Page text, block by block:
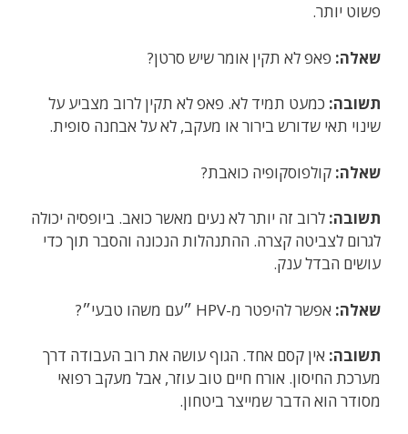
פשוט יותר.
שאלה: פאפ לא תקין אומר שיש סרטן?
תשובה: כמעט תמיד לא. פאפ לא תקין לרוב מצביע על
שינוי תאי שדורש בירור או מעקב, לא על אבחנה סופית.
שאלה: קולפוסקופיה כואבת?
תשובה: לרוב זה יותר לא נעים מאשר כואב. ביופסיה יכולה
לגרום לצביטה קצרה. ההתנהלות הנכונה והסבר תוך כדי
עושים הבדל ענק.
שאלה: אפשר להיפטר מ-HPV ״עם משהו טבעי״?
תשובה: אין קסם אחד. הגוף עושה את רוב העבודה דרך
מערכת החיסון. אורח חיים טוב עוזר, אבל מעקב רפואי
מסודר הוא הדבר שמייצר ביטחון.